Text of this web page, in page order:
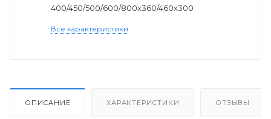
400/450/500/600/800х360/460х300
Все характеристики
ОПИСАНИЕ ХАРАКТЕРИСТИКИ ОТЗЫВЫ